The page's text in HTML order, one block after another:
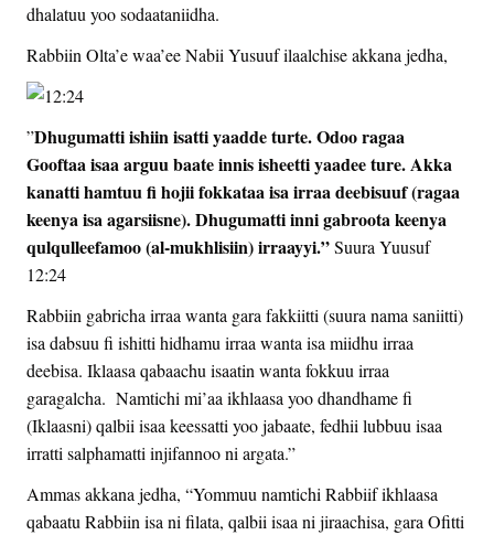
dhalatuu yoo sodaataniidha.
Rabbiin Olta’e waa’ee Nabii Yusuuf ilaalchise akkana jedha,
”Dhugumatti ishiin isatti yaadde turte. Odoo ragaa
Gooftaa isaa arguu baate innis isheetti yaadee ture. Akka
kanatti hamtuu fi hojii fokkataa isa irraa deebisuuf (ragaa
keenya isa agarsiisne). Dhugumatti inni gabroota keenya
qulqulleefamoo (al-mukhlisiin) irraayyi.”Suura Yuusuf
12:24
Rabbiin gabricha irraa wanta gara fakkiitti (suura nama saniitti)
isa dabsuu fi ishitti hidhamu irraa wanta isa miidhu irraa
deebisa. Iklaasa qabaachu isaatin wanta fokkuu irraa
garagalcha. Namtichi mi’aa ikhlaasa yoo dhandhame fi
(Iklaasni) qalbii isaa keessatti yoo jabaate, fedhii lubbuu isaa
irratti salphamatti injifannoo ni argata.”
Ammas akkana jedha, “Yommuu namtichi Rabbiif ikhlaasa
qabaatu Rabbiin isa ni filata, qalbii isaa ni jiraachisa, gara Ofitti